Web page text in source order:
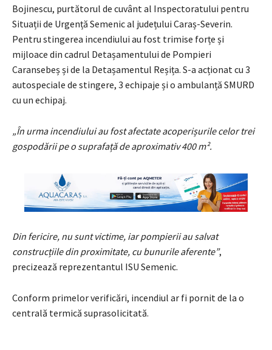
Bojinescu, purtătorul de cuvânt al Inspectoratului pentru
Situații de Urgență Semenic al județului Caraș-Severin.
Pentru stingerea incendiului au fost trimise forțe și
mijloace din cadrul Detașamentului de Pompieri
Caransebeș și de la Detașamentul Reșița. S-a acționat cu 3
autospeciale de stingere, 3 echipaje și o ambulanță SMURD
cu un echipaj.
„În urma incendiului au fost afectate acoperișurile celor trei
gospodării pe o suprafață de aproximativ 400 m².
Din fericire, nu sunt victime, iar pompierii au salvat
construcțiile din proximitate, cu bunurile aferente”,
precizează reprezentantul ISU Semenic.
Conform primelor verificări, incendiul ar fi pornit de la o
centrală termică suprasolicitată.